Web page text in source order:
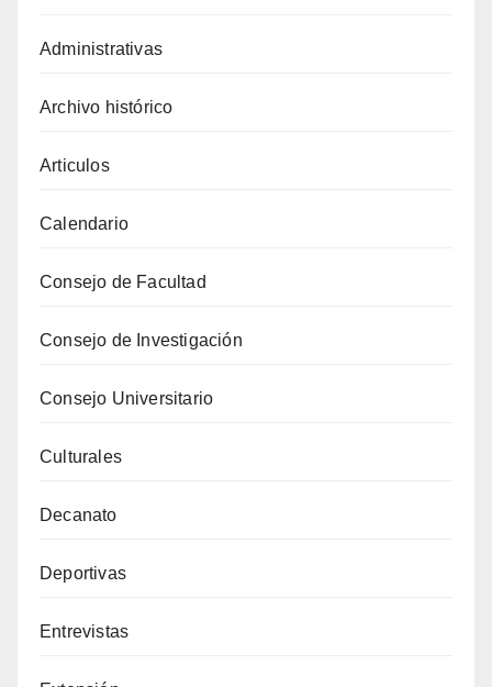
Administrativas
Archivo histórico
Articulos
Calendario
Consejo de Facultad
Consejo de Investigación
Consejo Universitario
Culturales
Decanato
Deportivas
Entrevistas